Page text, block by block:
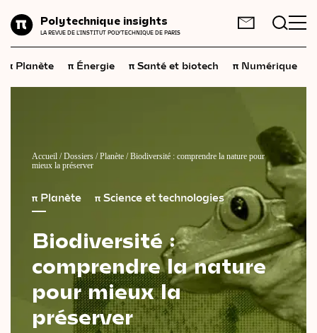
Polytechnique insights
LA REVUE DE L'INSTITUT POLYTECHNIQUE DE PARIS
Énergie
Santé
et biotech
Économie
Industrie
Société
Géopolitique
Neurosciences
FR EN
π Planète π Énergie π Santé et biotech π Numérique
Accueil /Dossiers /Planète /Biodiversité : comprendre la nature pour
mieux la préserver
π Planète π Science et technologies
Biodiversité :
comprendre la nature
pour mieux la
préserver